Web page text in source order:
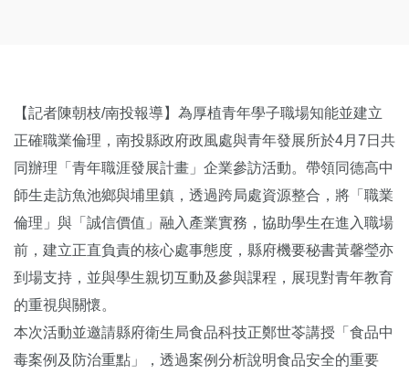
【記者陳朝枝/南投報導】為厚植青年學子職場知能並建立
正確職業倫理，南投縣政府政風處與青年發展所於4月7日共
同辦理「青年職涯發展計畫」企業參訪活動。帶領同德高中
師生走訪魚池鄉與埔里鎮，透過跨局處資源整合，將「職業
倫理」與「誠信價值」融入產業實務，協助學生在進入職場
前，建立正直負責的核心處事態度，縣府機要秘書黃馨瑩亦
到場支持，並與學生親切互動及參與課程，展現對青年教育
的重視與關懷。
本次活動並邀請縣府衛生局食品科技正鄭世苓講授「食品中
毒案例及防治重點」，透過案例分析說明食品安全的重要